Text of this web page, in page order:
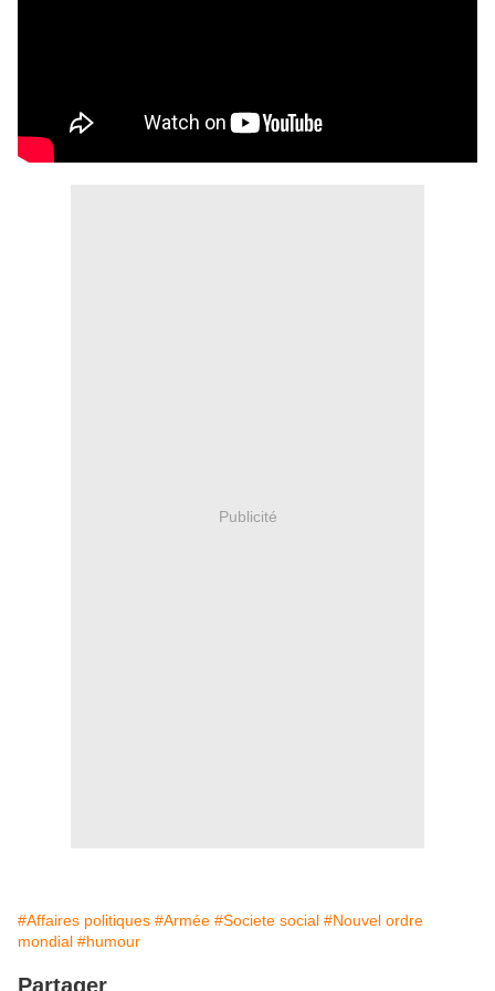
Publicité
#Affaires politiques #Armée #Societe social #Nouvel ordre
mondial #humour
Partager